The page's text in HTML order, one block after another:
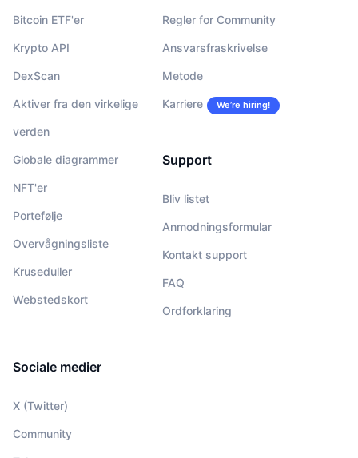
Bitcoin ETF'er
Krypto API
DexScan
Aktiver fra den virkelige
verden
Globale diagrammer
NFT'er
Portefølje
Overvågningsliste
Kruseduller
Webstedskort
Regler for Community
Ansvarsfraskrivelse
Metode
Karriere We’re hiring!
Support
Bliv listet
Anmodningsformular
Kontakt support
FAQ
Ordforklaring
Sociale medier
X (Twitter)
Community